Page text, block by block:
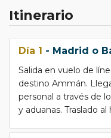
Itinerario
Día 1 - Madrid o
Salida en vuelo de
destino Ammán.
personal a través de
y aduanas. Traslado